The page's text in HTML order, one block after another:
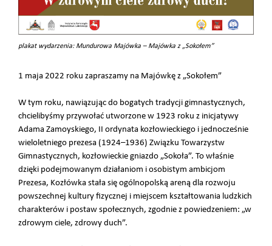
plakat wydarzenia: Mundurowa Majówka – Majówka z „Sokołem”
1 maja 2022 roku zapraszamy na Majówkę z „Sokołem”
W tym roku, nawiązując do bogatych tradycji gimnastycznych,
chcielibyśmy przywołać utworzone w 1923 roku z inicjatywy
Adama Zamoyskiego, II ordynata kozłowieckiego i jednocześnie
wieloletniego prezesa (1924–1936) Związku Towarzystw
Gimnastycznych, kozłowieckie gniazdo „Sokoła”. To właśnie
dzięki podejmowanym działaniom i osobistym ambicjom
Prezesa, Kozłówka stała się ogólnopolską areną dla rozwoju
powszechnej kultury fizycznej i miejscem kształtowania ludzkich
charakterów i postaw społecznych, zgodnie z powiedzeniem: „w
zdrowym ciele, zdrowy duch”.